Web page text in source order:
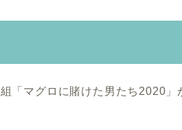
「マグロに賭けた男たち2020」